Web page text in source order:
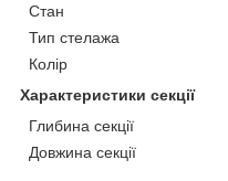
Стан
Тип стелажа
Колір
Характеристики секції
Глибина секції
Довжина секції